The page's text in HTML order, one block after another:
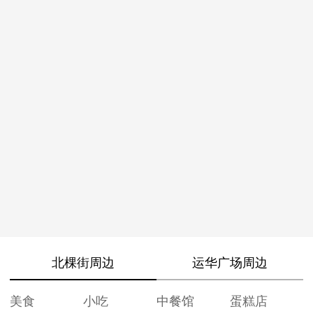
北棵街周边 运华广场周边
美食 小吃 中餐馆
蛋糕店